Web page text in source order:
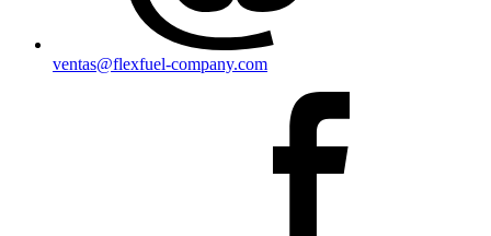
ventas@flexfuel-company.com